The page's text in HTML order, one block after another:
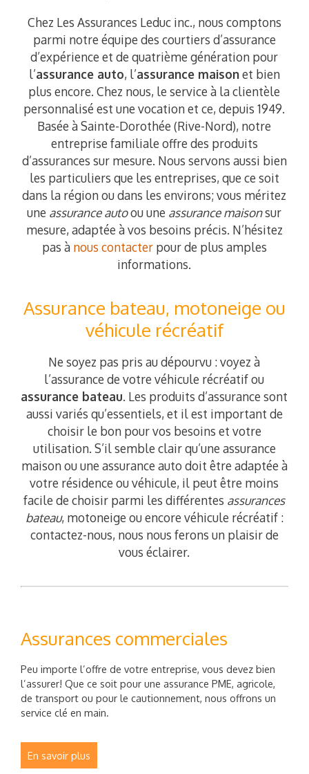
Chez Les Assurances Leduc inc., nous comptons
parmi notre équipe des courtiers d’assurance
d’expérience et de quatrième génération pour
l’assurance auto, l’assurance maisonet bien
plus encore. Chez nous, le service à la clientèle
personnalisé est une vocation et ce, depuis 1949.
Basée à Sainte-Dorothée (Rive-Nord), notre
entreprise familiale offre des produits
d’assurances sur mesure. Nous servons aussi bien
les particuliers que les entreprises, que ce soit
dans la région ou dans les environs; vous méritez
une assurance autoou une assurance maisonsur
mesure, adaptée à vos besoins précis. N’hésitez
pas à nous contacterpour de plus amples
informations.
Assurance bateau, motoneige ou
véhicule récréatif
Ne soyez pas pris au dépourvu : voyez à
l’assurance de votre véhicule récréatif ou
assurance bateau. Les produits d’assurance sont
aussi variés qu’essentiels, et il est important de
choisir le bon pour vos besoins et votre
utilisation. S’il semble clair qu’une assurance
maison ou une assurance auto doit être adaptée à
votre résidence ou véhicule, il peut être moins
facile de choisir parmi les différentes assurances
bateau, motoneige ou encore véhicule récréatif :
contactez-nous, nous nous ferons un plaisir de
vous éclairer.
Assurances commerciales
Peu importe l’offre de votre entreprise, vous devez bien
l’assurer! Que ce soit pour une assurance PME, agricole,
de transport ou pour le cautionnement, nous offrons un
service clé en main.
En savoir plus